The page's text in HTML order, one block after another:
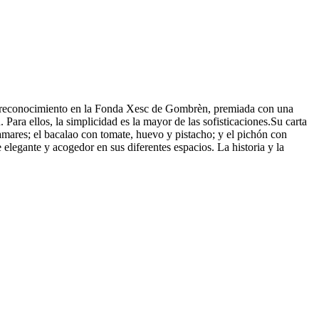
en la Fonda Xesc de Gombrèn, premiada con una
ellos, la simplicidad es la mayor de las sofisticaciones.Su carta
el bacalao con tomate, huevo y pistacho; y el pichón con
y acogedor en sus diferentes espacios. La historia y la